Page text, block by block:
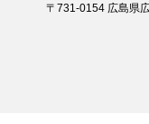
〒731-0154 広島県